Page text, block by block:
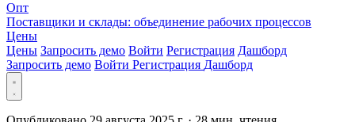
Опт
Поставщики и склады: объединение рабочих процессов
Цены
Цены Запросить демо Войти Регистрация Дашборд
Запросить демо Войти Регистрация Дашборд